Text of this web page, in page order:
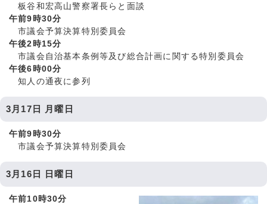
板谷和宏高山警察署長らと面談
午前9時30分
市議会予算決算特別委員会
午後2時15分
市議会自治基本条例等及び総合計画に関する特別委員会
午後6時00分
知人の通夜に参列
3月17日 月曜日
午前9時30分
市議会予算決算特別委員会
3月16日 日曜日
午前10時30分